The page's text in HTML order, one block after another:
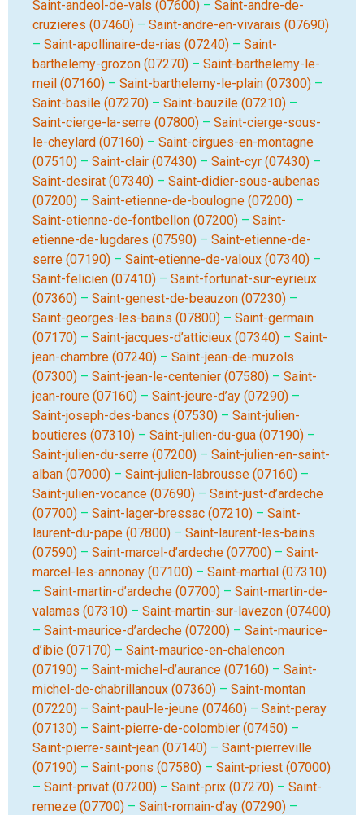
Saint-andeol-de-vals (07600) – Saint-andre-de-
cruzieres (07460) – Saint-andre-en-vivarais (07690)
– Saint-apollinaire-de-rias (07240) – Saint-
barthelemy-grozon (07270) – Saint-barthelemy-le-
meil (07160) – Saint-barthelemy-le-plain (07300) –
Saint-basile (07270) – Saint-bauzile (07210) –
Saint-cierge-la-serre (07800) – Saint-cierge-sous-
le-cheylard (07160) – Saint-cirgues-en-montagne
(07510) – Saint-clair (07430) – Saint-cyr (07430) –
Saint-desirat (07340) – Saint-didier-sous-aubenas
(07200) – Saint-etienne-de-boulogne (07200) –
Saint-etienne-de-fontbellon (07200) – Saint-
etienne-de-lugdares (07590) – Saint-etienne-de-
serre (07190) – Saint-etienne-de-valoux (07340) –
Saint-felicien (07410) – Saint-fortunat-sur-eyrieux
(07360) – Saint-genest-de-beauzon (07230) –
Saint-georges-les-bains (07800) – Saint-germain
(07170) – Saint-jacques-d’atticieux (07340) – Saint-
jean-chambre (07240) – Saint-jean-de-muzols
(07300) – Saint-jean-le-centenier (07580) – Saint-
jean-roure (07160) – Saint-jeure-d’ay (07290) –
Saint-joseph-des-bancs (07530) – Saint-julien-
boutieres (07310) – Saint-julien-du-gua (07190) –
Saint-julien-du-serre (07200) – Saint-julien-en-saint-
alban (07000) – Saint-julien-labrousse (07160) –
Saint-julien-vocance (07690) – Saint-just-d’ardeche
(07700) – Saint-lager-bressac (07210) – Saint-
laurent-du-pape (07800) – Saint-laurent-les-bains
(07590) – Saint-marcel-d’ardeche (07700) – Saint-
marcel-les-annonay (07100) – Saint-martial (07310)
– Saint-martin-d’ardeche (07700) – Saint-martin-de-
valamas (07310) – Saint-martin-sur-lavezon (07400)
– Saint-maurice-d’ardeche (07200) – Saint-maurice-
d’ibie (07170) – Saint-maurice-en-chalencon
(07190) – Saint-michel-d’aurance (07160) – Saint-
michel-de-chabrillanoux (07360) – Saint-montan
(07220) – Saint-paul-le-jeune (07460) – Saint-peray
(07130) – Saint-pierre-de-colombier (07450) –
Saint-pierre-saint-jean (07140) – Saint-pierreville
(07190) – Saint-pons (07580) – Saint-priest (07000)
– Saint-privat (07200) – Saint-prix (07270) – Saint-
remeze (07700) – Saint-romain-d’ay (07290) –